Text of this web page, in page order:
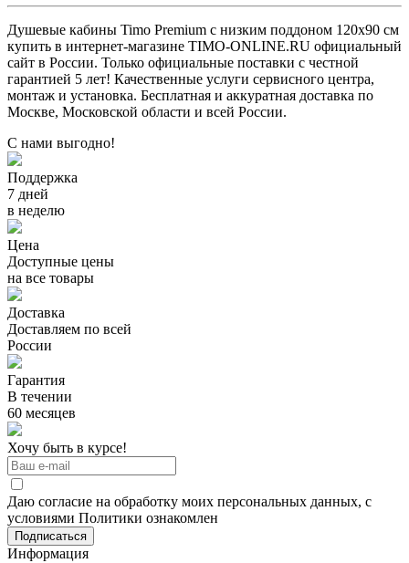
Душевые кабины Timo Premium с низким поддоном 120x90 см
купить в интернет-магазине TIMO-ONLINE.RU официальный
сайт в России. Только официальные поставки c честной
гарантией 5 лет! Качественные услуги сервисного центра,
монтаж и установка. Бесплатная и аккуратная доставка по
Москве, Московской области и всей России.
С нами выгодно!
Поддержка
7 дней
в неделю
Цена
Доступные цены
на все товары
Доставка
Доставляем по всей
России
Гарантия
В течении
60 месяцев
Хочу быть в курсе!
Даю согласие на обработку моих персональных данных, с
условиями Политики ознакомлен
Информация